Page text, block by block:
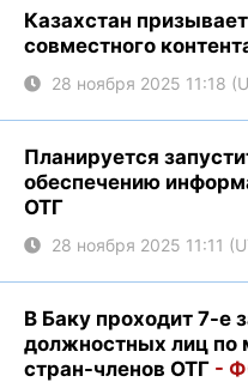
Казахстан
совместного
28 ноября 2025 11:18
Планируется
обеспечению
ОТГ
28 ноября 2025 11:11
В Баку проходит 7-е
должностных лиц по
стран-членов ОТГ -